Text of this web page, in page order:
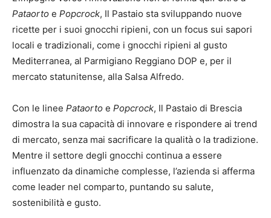
Pataorto e Popcrock, Il Pastaio sta sviluppando nuove
ricette per i suoi gnocchi ripieni, con un focus sui sapori
locali e tradizionali, come i gnocchi ripieni al gusto
Mediterranea, al Parmigiano Reggiano DOP e, per il
mercato statunitense, alla Salsa Alfredo.
Con le linee Pataorto e Popcrock, Il Pastaio di Brescia
dimostra la sua capacità di innovare e rispondere ai trend
di mercato, senza mai sacrificare la qualità o la tradizione.
Mentre il settore degli gnocchi continua a essere
influenzato da dinamiche complesse, l’azienda si afferma
come leader nel comparto, puntando su salute,
sostenibilità e gusto.